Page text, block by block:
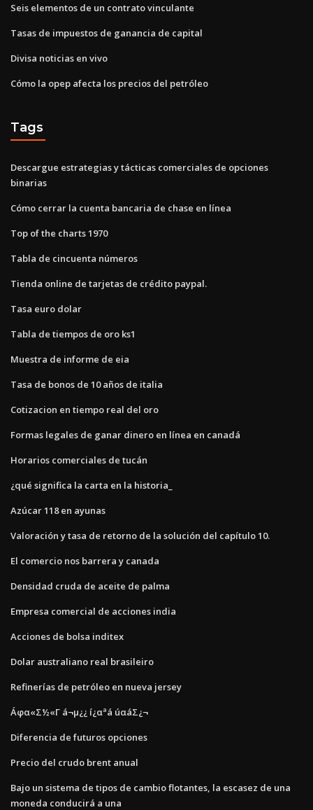
Seis elementos de un contrato vinculante
Tasas de impuestos de ganancia de capital
Divisa noticias en vivo
Cómo la opep afecta los precios del petróleo
Tags
Descargue estrategias y tácticas comerciales de opciones
binarias
Cómo cerrar la cuenta bancaria de chase en línea
Top of the charts 1970
Tabla de cincuenta números
Tienda online de tarjetas de crédito paypal.
Tasa euro dolar
Tabla de tiempos de oro ks1
Muestra de informe de eia
Tasa de bonos de 10 años de italia
Cotizacion en tiempo real del oro
Formas legales de ganar dinero en línea en canadá
Horarios comerciales de tucán
¿qué significa la carta en la historia_
Azúcar 118 en ayunas
Valoración y tasa de retorno de la solución del capítulo 10.
El comercio nos barrera y canada
Densidad cruda de aceite de palma
Empresa comercial de acciones india
Acciones de bolsa inditex
Dolar australiano real brasileiro
Refinerías de petróleo en nueva jersey
Áφα«Σ½«Γ á¬µ¿¿ í¿αªá úαáΣ¿¬
Diferencia de futuros opciones
Precio del crudo brent anual
Bajo un sistema de tipos de cambio flotantes, la escasez de una
moneda conducirá a una